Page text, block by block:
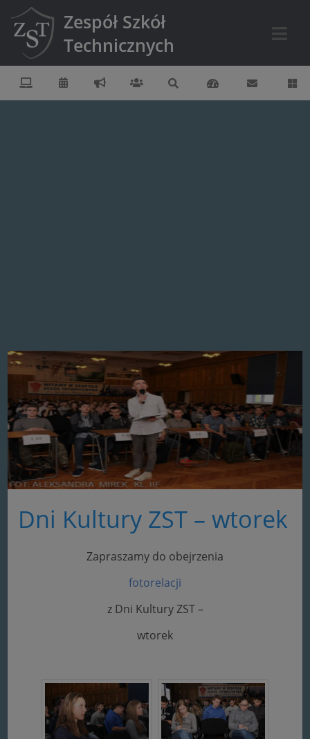
Zespół Szkół
Technicznych
Dni Kultury ZST – wtorek
Zapraszamy do obejrzenia
fotorelacji
z Dni Kultury ZST –
wtorek